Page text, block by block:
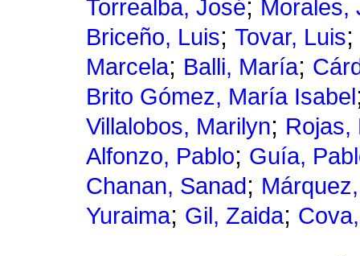
Torrealba, José; Morales,
Briceño, Luis; Tovar, Luis;
Marcela; Balli, María;
Brito Gómez, María Isabel
Villalobos, Marilyn; Rojas,
Alfonzo, Pablo; Guía,
Chanan, Sanad ;
Yuraima; Gil, Zaida;